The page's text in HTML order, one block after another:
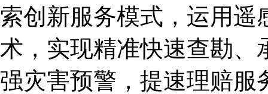
索创新服务模式，运用
术，实现精准快速查勘、
强灾害预警，提速理赔服